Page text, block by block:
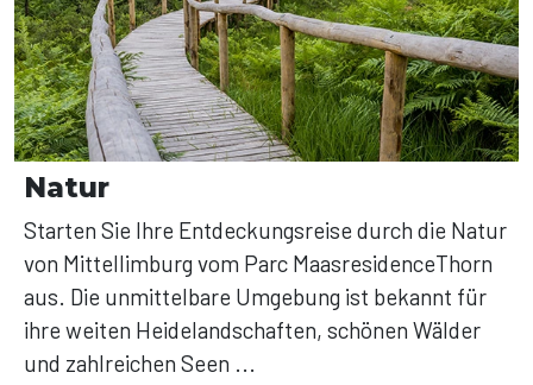
Natur
Starten Sie Ihre Entdeckungsreise durch die Natur
von Mittellimburg vom Parc MaasresidenceThorn
aus. Die unmittelbare Umgebung ist bekannt für
ihre weiten Heidelandschaften, schönen Wälder
und zahlreichen Seen ...